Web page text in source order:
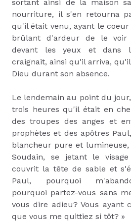
sortant ainsi de la maison
nourriture, il s'en retourna
qu'il était venu, ayant le
brûlant d'ardeur de le voir
devant les yeux et dans
craignait, ainsi qu'il arriva,
Dieu durant son absence.
Le lendemain au point du
trois heures qu'il était en
des troupes des anges et
prophètes et des apôtres
blancheur pure et
Soudain, se jetant le
couvrit la tête de sable et
Paul, pourquoi
pourquoi partez-vous sans
vous dire adieu? Vous ayant
que vous me quittiez si tôt? »